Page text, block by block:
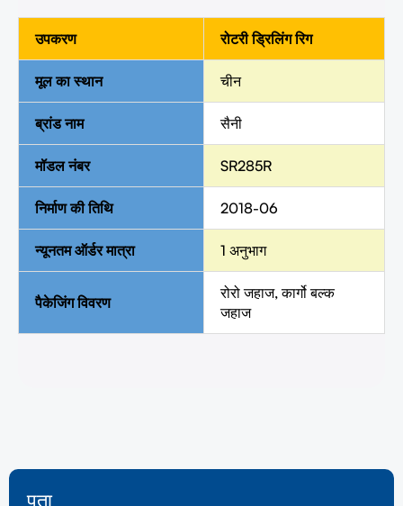
उपकरण रोटरी ड्रिलिंग रिग
मूल का स्थान चीन
ब्रांड नाम सैनी
मॉडल नंबर SR285R
निर्माण की तिथि 2018-06
न्यूनतम ऑर्डर मात्रा 1 अनुभाग
पैकेजिंग विवरण
रोरो जहाज, कार्गो बल्क
जहाज
पता